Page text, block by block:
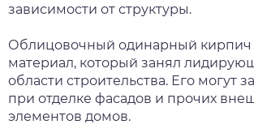
зависимости от структуры.
Облицовочный одинарный кирпич
материал, который занял
области строительства. Его могут
при отделке фасадов и прочих
элементов домов.